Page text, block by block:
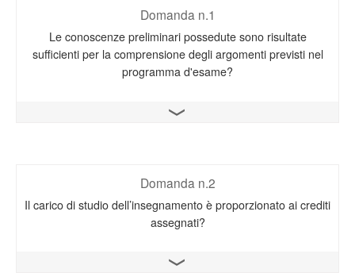
Domanda n.1
Le conoscenze preliminari possedute sono risultate
sufficienti per la comprensione degli argomenti previsti nel
programma d'esame?
Apri il grafico
Domanda n.2
Il carico di studio dell’insegnamento è proporzionato ai crediti
assegnati?
Apri il grafico